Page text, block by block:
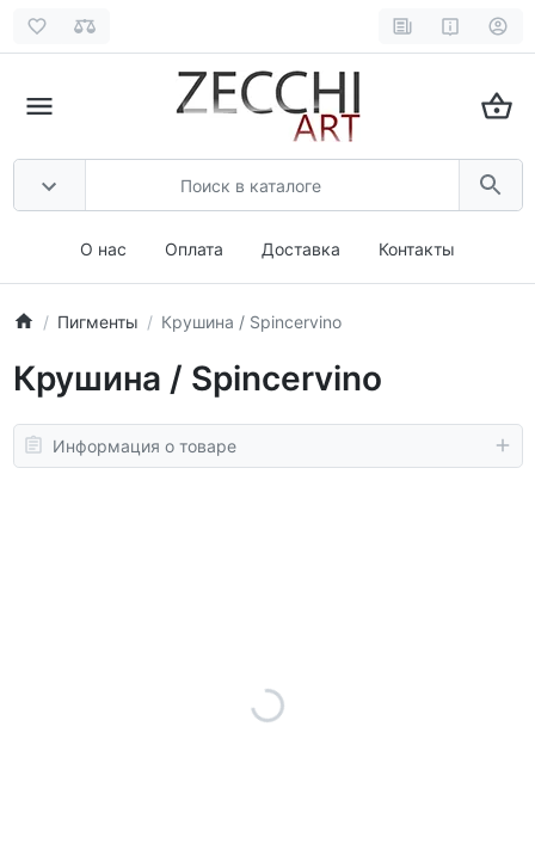
О нас Оплата Доставка Контакты
Пигменты Крушина / Spincervino
Крушина / Spincervino
Информация о товаре